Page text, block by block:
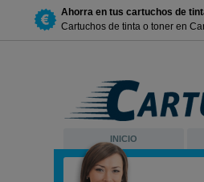
Ahorra en tus cartuchos de
Cartuchos de tinta o toner en
INICIO